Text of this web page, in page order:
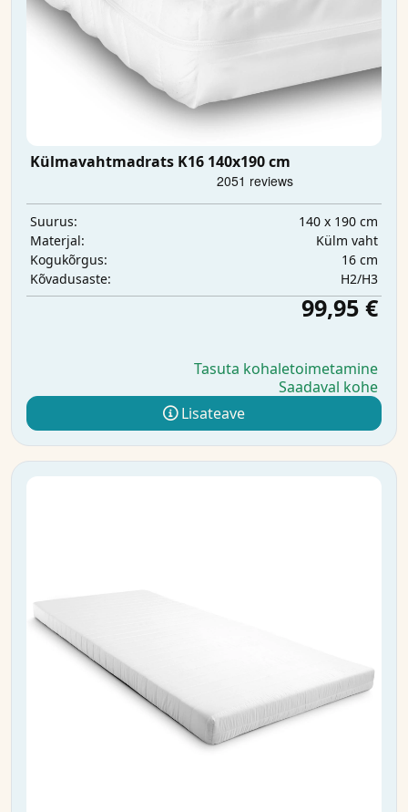
Külmavahtmadrats K16 140x190 cm
Suurus:
140 x 190 cm
Materjal:
Külm vaht
Kogukõrgus:
16 cm
Kõvadusaste:
H2/H3
99,95 €
Tasuta kohaletoimetamine
Saadaval kohe
Lisateave